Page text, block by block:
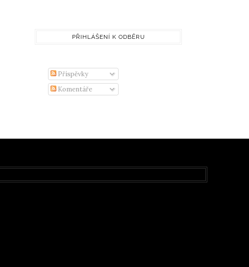
PŘIHLÁŠENÍ K ODBĚRU
Příspěvky
Komentáře